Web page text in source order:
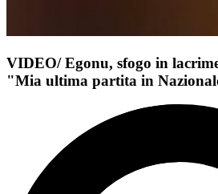
VIDEO/ Egonu, sfogo in
"Mia ultima partita in